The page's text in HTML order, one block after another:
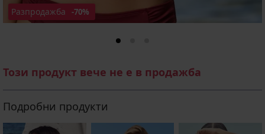
Разпродажба -70%
Този продукт вече не е в продажба
Подробни продукти